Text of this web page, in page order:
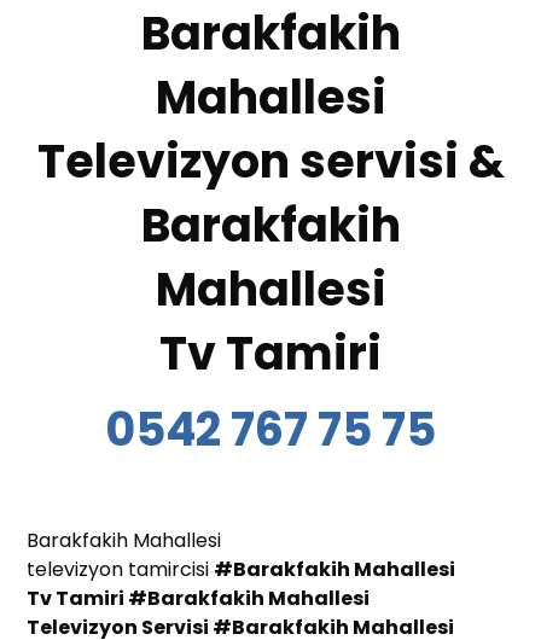
Barakfakih
Mahallesi
Televizyon servisi &
Barakfakih
Mahallesi
Tv Tamiri
0542 767 75 75
Barakfakih Mahallesi
televizyon tamircisi #Barakfakih Mahallesi
Tv Tamiri #Barakfakih Mahallesi
Televizyon Servisi #Barakfakih Mahallesi